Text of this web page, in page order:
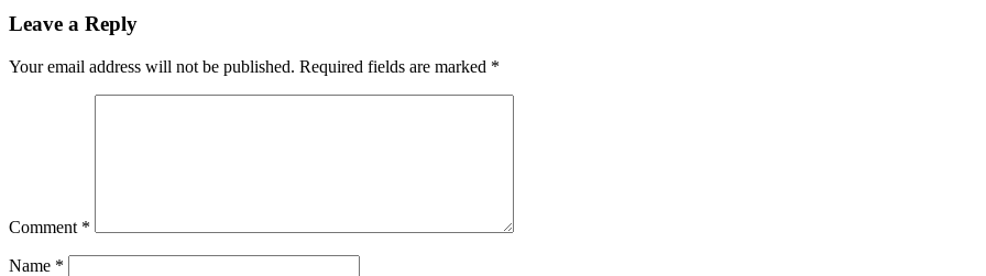
Leave a Reply
Your email address will not be published. Required fields are marked *
Comment *
Name *